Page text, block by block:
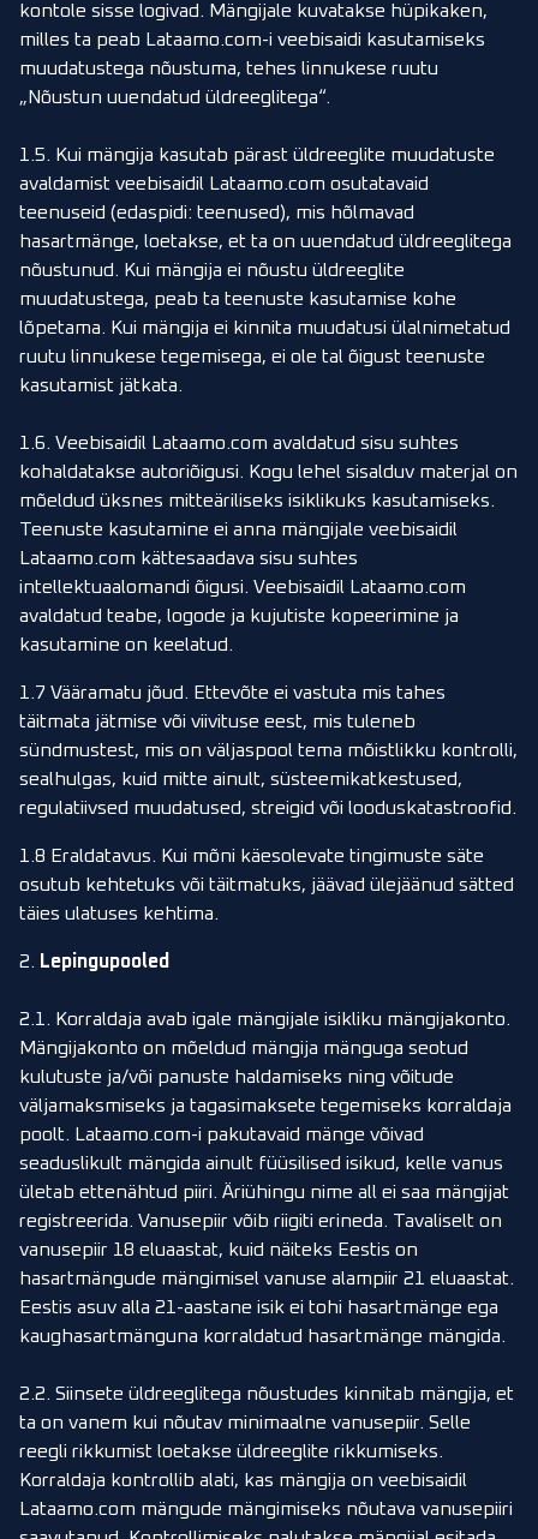
kontole sisse logivad. Mängijale kuvatakse hüpikaken,
milles ta peab Lataamo.com-i veebisaidi kasutamiseks
muudatustega nõustuma, tehes linnukese ruutu
„Nõustun uuendatud üldreeglitega“.
1.5. Kui mängija kasutab pärast üldreeglite muudatuste
avaldamist veebisaidil Lataamo.com osutatavaid
teenuseid (edaspidi: teenused), mis hõlmavad
hasartmänge, loetakse, et ta on uuendatud üldreeglitega
nõustunud. Kui mängija ei nõustu üldreeglite
muudatustega, peab ta teenuste kasutamise kohe
lõpetama. Kui mängija ei kinnita muudatusi ülalnimetatud
ruutu linnukese tegemisega, ei ole tal õigust teenuste
kasutamist jätkata.
1.6. Veebisaidil Lataamo.com avaldatud sisu suhtes
kohaldatakse autoriõigusi. Kogu lehel sisalduv materjal on
mõeldud üksnes mitteäriliseks isiklikuks kasutamiseks.
Teenuste kasutamine ei anna mängijale veebisaidil
Lataamo.com kättesaadava sisu suhtes
intellektuaalomandi õigusi. Veebisaidil Lataamo.com
avaldatud teabe, logode ja kujutiste kopeerimine ja
kasutamine on keelatud.
1.7 Vääramatu jõud. Ettevõte ei vastuta mis tahes
täitmata jätmise või viivituse eest, mis tuleneb
sündmustest, mis on väljaspool tema mõistlikku kontrolli,
sealhulgas, kuid mitte ainult, süsteemikatkestused,
regulatiivsed muudatused, streigid või looduskatastroofid.
1.8 Eraldatavus. Kui mõni käesolevate tingimuste säte
osutub kehtetuks või täitmatuks, jäävad ülejäänud sätted
täies ulatuses kehtima.
2. Lepingupooled
2.1. Korraldaja avab igale mängijale isikliku mängijakonto.
Mängijakonto on mõeldud mängija mänguga seotud
kulutuste ja/või panuste haldamiseks ning võitude
väljamaksmiseks ja tagasimaksete tegemiseks korraldaja
poolt. Lataamo.com-i pakutavaid mänge võivad
seaduslikult mängida ainult füüsilised isikud, kelle vanus
ületab ettenähtud piiri. Äriühingu nime all ei saa mängijat
registreerida. Vanusepiir võib riigiti erineda. Tavaliselt on
vanusepiir 18 eluaastat, kuid näiteks Eestis on
hasartmängude mängimisel vanuse alampiir 21 eluaastat.
Eestis asuv alla 21-aastane isik ei tohi hasartmänge ega
kaughasartmänguna korraldatud hasartmänge mängida.
2.2. Siinsete üldreeglitega nõustudes kinnitab mängija, et
ta on vanem kui nõutav minimaalne vanusepiir. Selle
reegli rikkumist loetakse üldreeglite rikkumiseks.
Korraldaja kontrollib alati, kas mängija on veebisaidil
Lataamo.com mängude mängimiseks nõutava vanusepiiri